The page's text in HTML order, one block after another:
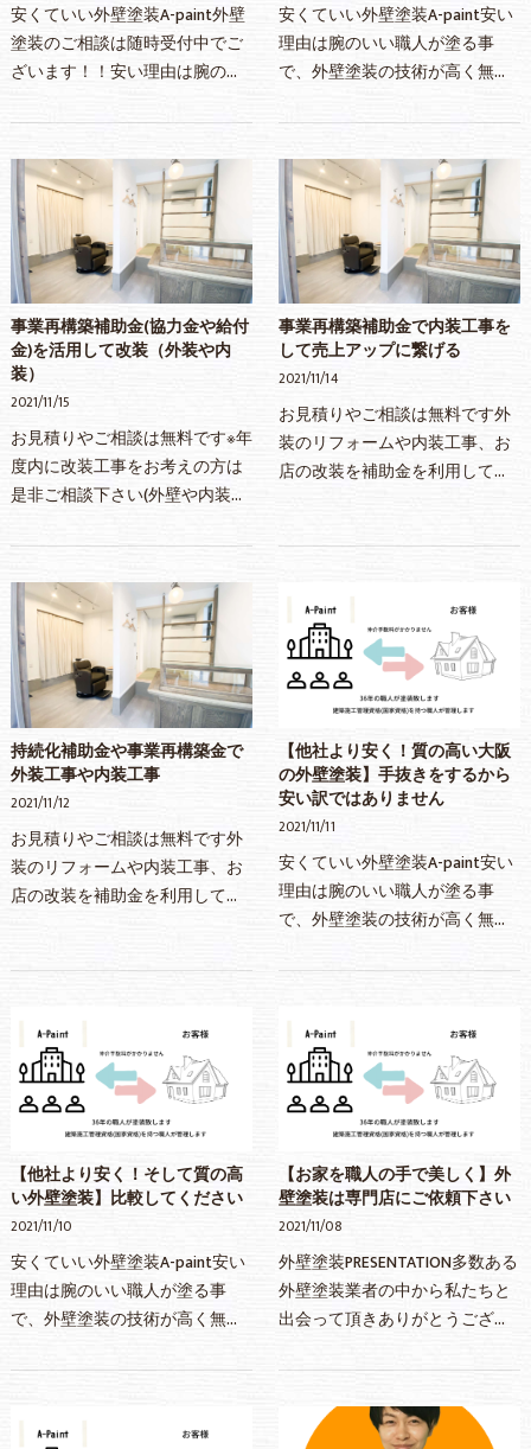
安くていい外壁塗装A-paint外壁
塗装のご相談は随時受付中でご
ざいます！！安い理由は腕のい
技術が高く無駄のない施工で人
件費が下がります。そして、営
業担当等を最低限に抑…
安くていい外壁塗装A-paint安い
理由は腕のいい職人が塗る事
で、外壁塗装の技術が高く無駄
す。そして、営業担当等を最低
限に抑え、管理費も下げていま
す。材料もいいものを使…
事業再構築補助金(協力金や給付
金)を活用して改装（外装や内
装）
2021/11/15
お見積りやご相談は無料です※年
度内に改装工事をお考えの方は
是非ご相談下さい(外壁や内装工
事、お店の改装を補助金を利用
して工事する際は是非ご相談下
さい！壁一面のクロス…
事業再構築補助金で内装工事を
して売上アップに繋げる
2021/11/14
お見積りやご相談は無料です外
装のリフォームや内装工事、お
店の改装を補助金を利用して工
持続化補助金や事業再構築金で
外装工事や内装工事
2021/11/12
お見積りやご相談は無料です外
装のリフォームや内装工事、お
店の改装を補助金を利用して工
【他社より安く！質の高い大阪
の外壁塗装】手抜きをするから
安い訳ではありません
2021/11/11
安くていい外壁塗装A-paint安い
理由は腕のいい職人が塗る事
で、外壁塗装の技術が高く無駄
す。そして、営業担当等を最低
す。材料もいいものを使…
【他社より安く！そして質の高
い外壁塗装】比較してください
2021/11/10
安くていい外壁塗装A-paint安い
理由は腕のいい職人が塗る事
で、外壁塗装の技術が高く無駄
す。そして、営業担当等を最低
す。材料もいいものを使…
【お家を職人の手で美しく】外
壁塗装は専門店にご依頼下さい
2021/11/08
外壁塗装PRESENTATION多数ある
外壁塗装業者の中から私たちと
出会って頂きありがとうござい
る良いところは仲介手数料など
の直接工事に関係のない余計な
費用がかからない所で…